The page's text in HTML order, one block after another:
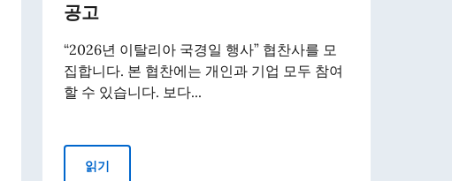
공고
“2026년 이탈리아 국경일 행사” 협찬사를 모
집합니다. 본 협찬에는 개인과 기업 모두 참여
할 수 있습니다. 보다...
읽기